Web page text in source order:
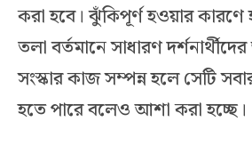
করা হবে। ঝুঁকিপূর্ণ হওয়ার কারণে
তলা বর্তমানে সাধারণ
সংস্কার কাজ সম্পন্ন হলে সেটি
হতে পারে বলেও আশা করা হচ্ছে।